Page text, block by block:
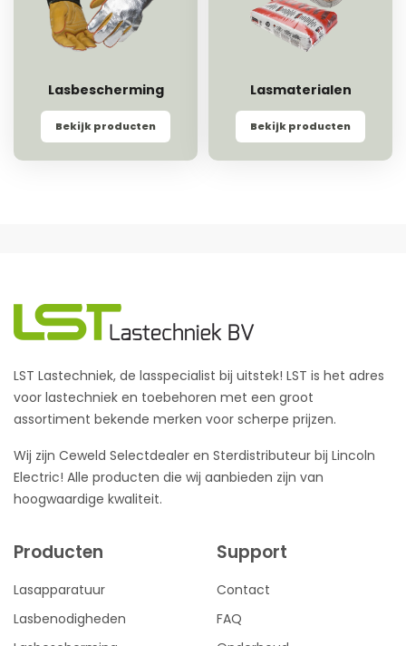
Lasbescherming
Bekijk producten
Lasmaterialen
Bekijk producten
LST Lastechniek, de lasspecialist bij uitstek! LST is het adres
voor lastechniek en toebehoren met een groot
assortiment bekende merken voor scherpe prijzen.
Wij zijn Ceweld Selectdealer en Sterdistributeur bij Lincoln
Electric! Alle producten die wij aanbieden zijn van
hoogwaardige kwaliteit.
Producten
Lasapparatuur
Lasbenodigheden
Support
Contact
FAQ